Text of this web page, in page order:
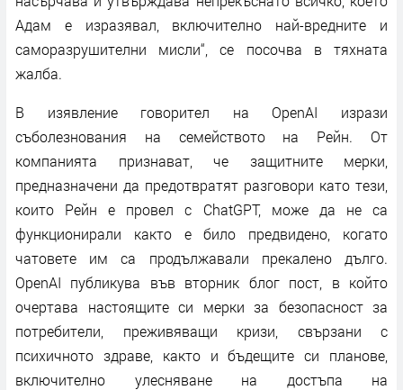
Адам е изразявал, включително най-вредните и
саморазрушителни мисли“, се посочва в тяхната
жалба.
В изявление говорител на OpenAI изрази
съболезнования на семейството на Рейн. От
компанията признават, че защитните мерки,
предназначени да предотвратят разговори като тези,
които Рейн е провел с ChatGPT, може да не са
функционирали както е било предвидено, когато
чатовете им са продължавали прекалено дълго.
OpenAI публикува във вторник блог пост, в който
очертава настоящите си мерки за безопасност за
потребители, преживяващи кризи, свързани с
психичното здраве, както и бъдещите си планове,
включително улесняване на достъпа на